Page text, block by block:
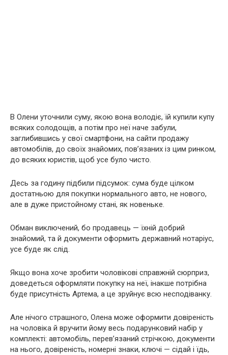
В Олени уточнили суму, якою вона володіє, їй купили купу
всяких солодощів, а потім про неї наче забули,
заглибившись у свої смартфони, на сайти продажу
автомобілів, до своїх знайомих, пов’язаних із цим ринком,
до всяких юристів, щоб усе було чисто.
Десь за годину підбили підсумок: сума буде цілком
достатньою для покупки нормального авто, не нового,
але в дуже пристойному стані, як новеньке.
Обман виключений, бо продавець — їхній добрий
знайомий, та й документи оформить державний нотаріус,
усе буде як слід.
Якщо вона хоче зробити чоловікові справжній сюрприз,
доведеться оформляти покупку на неї, інакше потрібна
буде присутність Артема, а це зруйнує всю несподіванку.
Але нічого страшного, Олена може оформити довіреність
на чоловіка й вручити йому весь подарунковий набір у
комплекті: автомобіль, перев’язаний стрічкою, документи
на нього, довіреність, номерні знаки, ключі — сідай і їдь,